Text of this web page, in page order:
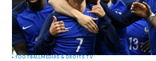
FOOTBALLMÉDIAS & DROITS TV